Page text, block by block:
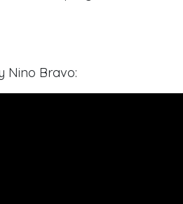
Nino Bravo: